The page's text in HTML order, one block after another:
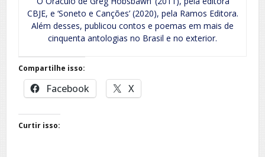
CBJE, e ‘Soneto e Canções’ (2020), pela Ramos Editora.
Além desses, publicou contos e poemas em mais de
cinquenta antologias no Brasil e no exterior.
Compartilhe isso:
Facebook X
Curtir isso: